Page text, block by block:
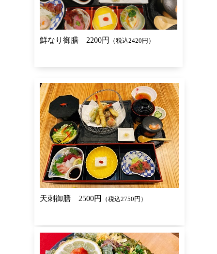
鮮なり御膳 2200円 （税込2420円）
天刺御膳 2500円 （税込2750円）